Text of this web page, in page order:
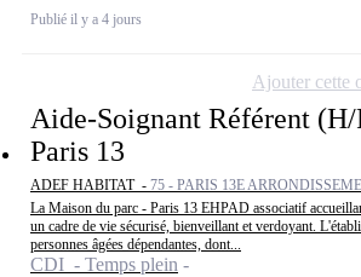
Publié il y a 4 jours
Aide-Soignant Référent
Paris 13
ADEF HABITAT - 75 - PARIS 13E
La Maison du parc - Paris 13 EHPAD associatif
un cadre de vie sécurisé, bienveillant et verdoyant.
personnes âgées dépendantes, dont...
CDI - Temps plein
Ajouter cette